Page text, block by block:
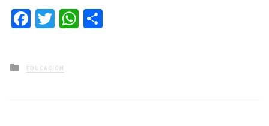
Facebook
TwitterWhatsApp
Posted
in
EDUCACIÓN